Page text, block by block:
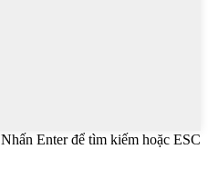
Nhấn Enter để tìm kiếm hoặc ESC